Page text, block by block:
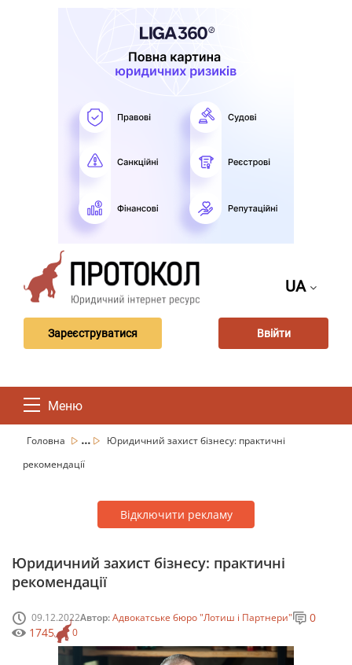
UA
Зареєструватися Ввійти
Меню
Головна ...
Юридичний захист бізнесу: практичні
рекомендації
Відключити рекламу
Юридичний захист бізнесу: практичні
рекомендації
09.12.2022Автор:Адвокатське бюро "Лотиш і Партнери"
0
0
1745